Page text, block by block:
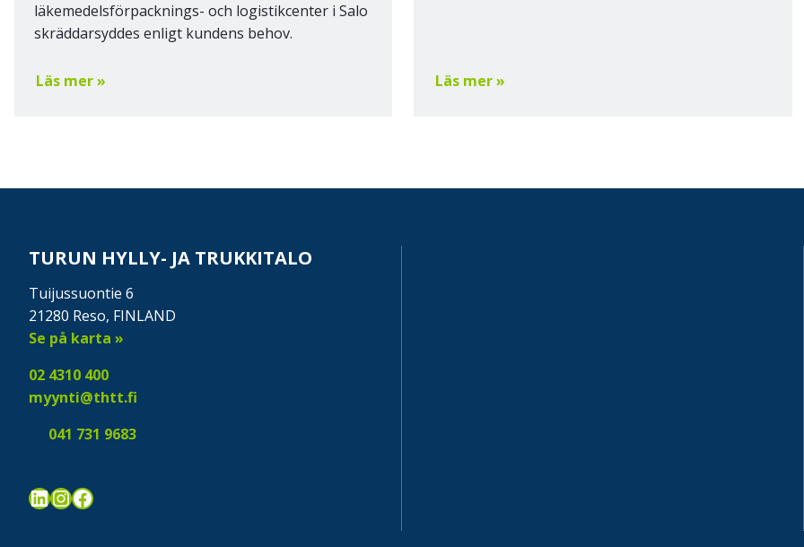
läkemedelsförpacknings- och logistikcenter i Salo
skräddarsyddes enligt kundens behov.
Läs mer » Läs mer »
TURUN HYLLY- JA TRUKKITALO
Tuijussuontie 6
21280 Reso, FINLAND
Se på karta »
02 4310 400
myynti@thtt.fi
041 731 9683
LinkedIn
Instagram
Facebook